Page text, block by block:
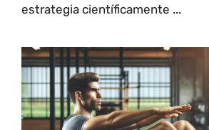
estrategia científicamente ...